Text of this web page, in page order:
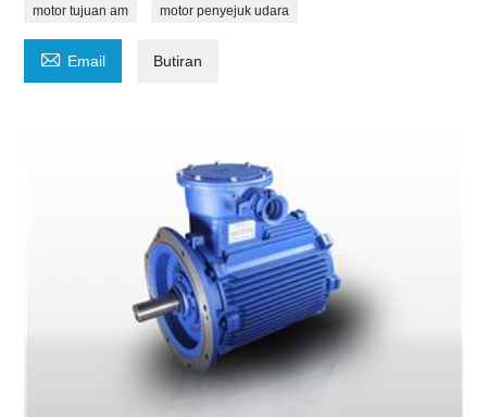
motor tujuan am motor penyejuk udara
 Email Butiran